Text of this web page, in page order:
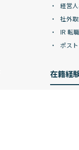
経営
社外
IR 転職
ポス
在籍経